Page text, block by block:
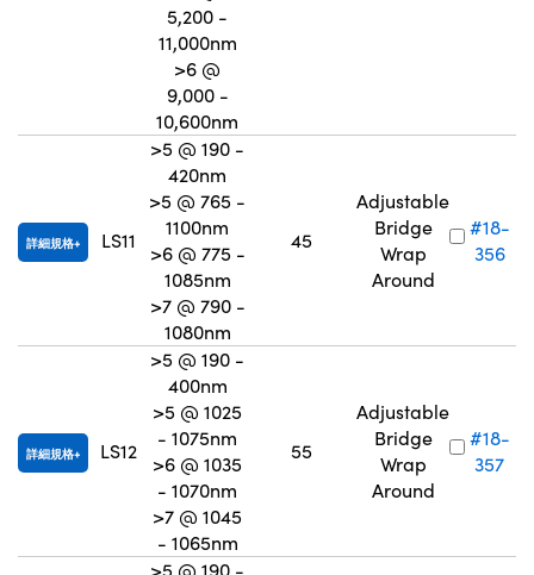
5,200 -
11,000nm
>6 @
9,000 -
10,600nm
詳細規格 LS11
>5 @ 190 -
420nm
>5 @ 765 -
1100nm
>6 @ 775 -
1085nm
>7 @ 790 -
1080nm
45
Adjustable
Bridge
Wrap
Around
#18-
356
詳細規格 LS12
>5 @ 190 -
400nm
>5 @ 1025
- 1075nm
>6 @ 1035
- 1070nm
>7 @ 1045
- 1065nm
55
Adjustable
Bridge
Wrap
Around
#18-
357
>5 @ 190 -